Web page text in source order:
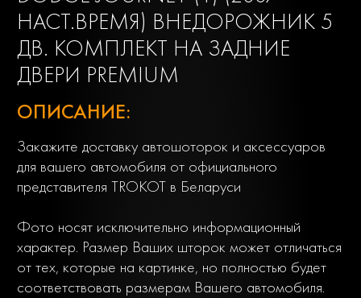
НАСТ.ВРЕМЯ) ВНЕДОРОЖНИК 5
ДВ. КОМПЛЕКТ НА ЗАДНИЕ
ДВЕРИ PREMIUM
ОПИСАНИЕ:
Закажите доставку автошоторок и аксессуаров
для вашего автомобиля от официального
представителя TROKOT в Беларуси
Фото носят исключительно информационный
характер. Размер Ваших шторок может отличаться
от тех, которые на картинке, но полностью будет
соответствовать размерам Вашего автомобиля.